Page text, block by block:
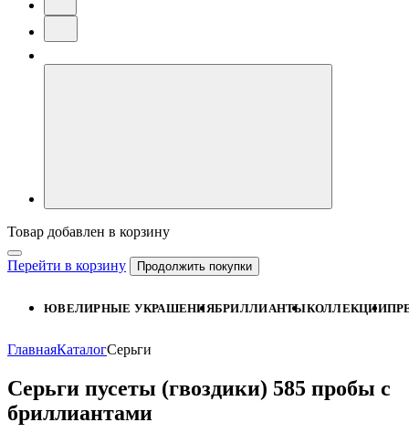
Товар добавлен в корзину
Перейти в корзину Продолжить покупки
ЮВЕЛИРНЫЕ УКРАШЕНИЯБРИЛЛИАНТЫКОЛЛЕКЦИИ
ГлавнаяКаталогСерьги
Серьги пусеты (гвоздики) 585 пробы с
бриллиантами